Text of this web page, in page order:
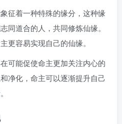
征着一种特殊的缘分，这种缘
同道合的人，共同修炼仙缘。
更容易实现自己的仙缘。
可能促使命主更加关注内心的
净化，命主可以逐渐提升自己